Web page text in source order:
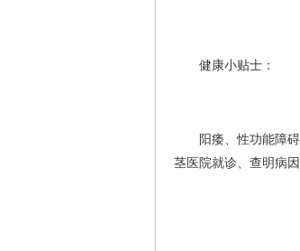
健康小贴士：
阳痿、性功能障碍
茎医院就诊、查明病